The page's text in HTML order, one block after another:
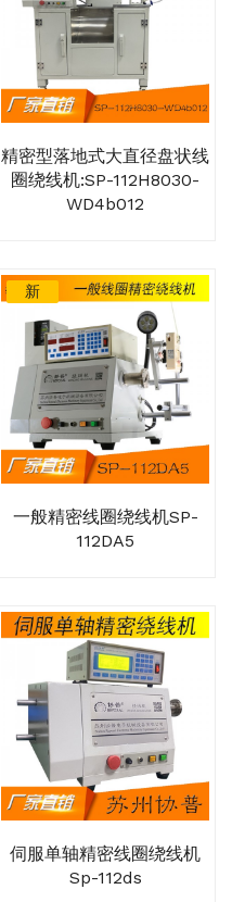
精密型落地式大直径盘状线
圈绕线机:SP-112H8030-
WD4b012
新
一般精密线圈绕线机SP-
112DA5
伺服单轴精密线圈绕线机
Sp-112ds